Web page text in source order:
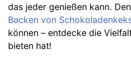
das jeder genießen kann.
Backen von
können – entdecke die
bieten hat!